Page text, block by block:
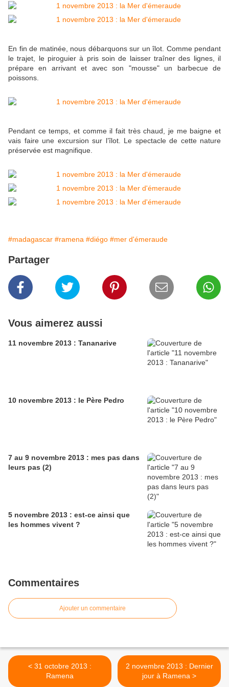
En fin de matinée, nous débarquons sur un îlot. Comme pendant
le trajet, le piroguier à pris soin de laisser traîner des lignes, il
prépare en arrivant et avec son "mousse" un barbecue de
poissons.
Pendant ce temps, et comme il fait très chaud, je me baigne et
vais faire une excursion sur l’îlot. Le spectacle de cette nature
préservée est magnifique.
#madagascar #ramena #diégo #mer d'émeraude
Partager
Vous aimerez aussi
11 novembre 2013 : Tananarive
10 novembre 2013 : le Père Pedro
7 au 9 novembre 2013 : mes pas dans
leurs pas (2)
5 novembre 2013 : est-ce ainsi que
les hommes vivent ?
Commentaires
Ajouter un commentaire
< 31 octobre 2013 :
Ramena
2 novembre 2013 : Dernier
jour à Ramena >